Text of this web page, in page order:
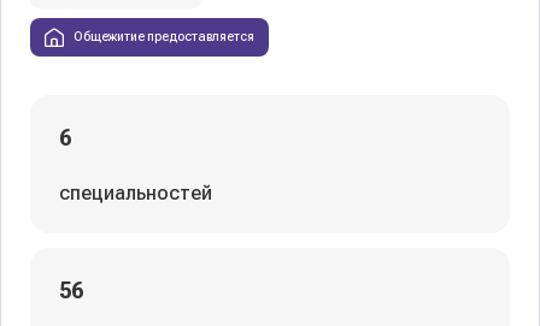
Общежитие предоставляется
6
специальностей
56